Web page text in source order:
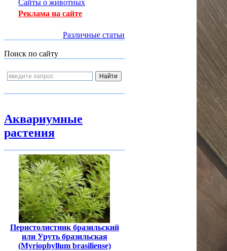
Сайты о животных
Реклама на сайте
Различные статьи
Поиск по сайту
Аквариумные
растения
Перистолистник бразильский
или Уруть бразильская
(Myriophyllum brasiliense)